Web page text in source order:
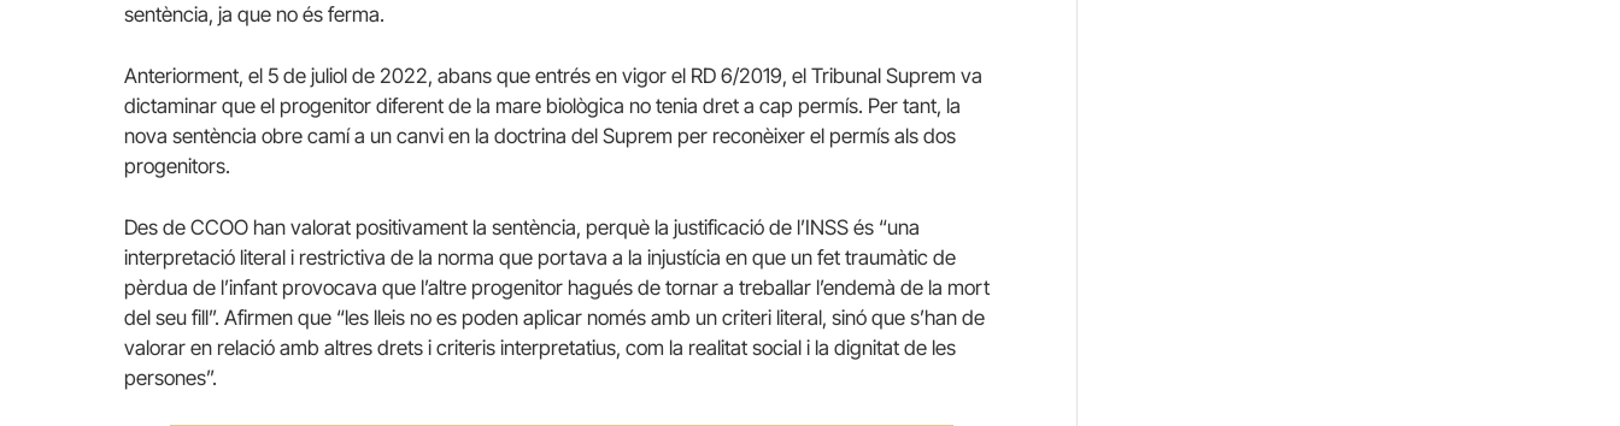
sentència, ja que no és ferma.
Anteriorment, el 5 de juliol de 2022, abans que entrés en vigor el RD 6/2019, el Tribunal Suprem va
dictaminar que el progenitor diferent de la mare biològica no tenia dret a cap permís. Per tant, la
nova sentència obre camí a un canvi en la doctrina del Suprem per reconèixer el permís als dos
progenitors.
Des de CCOO han valorat positivament la sentència, perquè la justificació de l’INSS és “una
interpretació literal i restrictiva de la norma que portava a la injustícia en que un fet traumàtic de
pèrdua de l’infant provocava que l’altre progenitor hagués de tornar a treballar l’endemà de la mort
del seu fill”. Afirmen que “les lleis no es poden aplicar només amb un criteri literal, sinó que s’han de
valorar en relació amb altres drets i criteris interpretatius, com la realitat social i la dignitat de les
persones”.